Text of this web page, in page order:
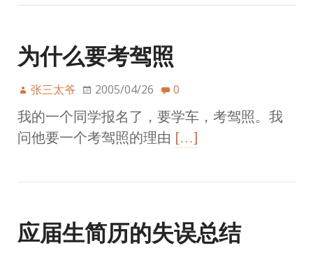
为什么要考驾照
张三太爷 2005/04/26 0
我的一个同学报名了，要学车，考驾照。我
问他要一个考驾照的理由 […]
应届生简历的失误总结